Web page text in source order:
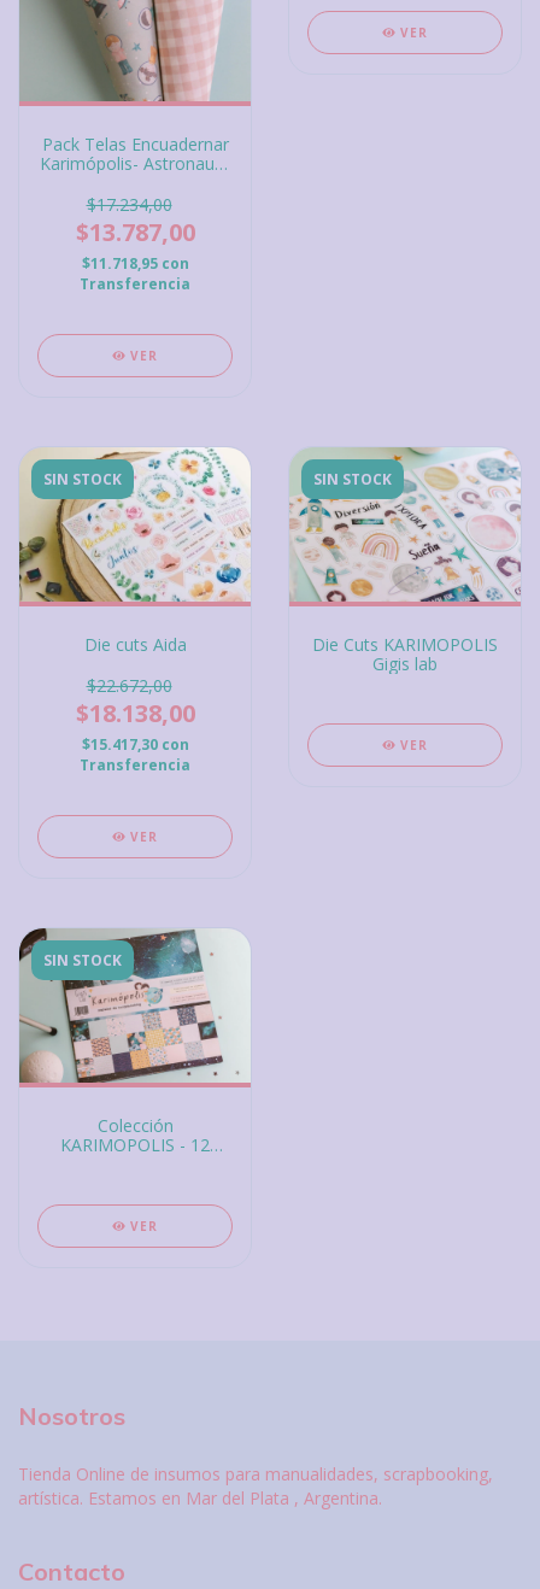
Pack Telas Encuadernar
Karimópolis- Astronauta
$17.234,00
$13.787,00
$11.718,95 con
Transferencia
VER
VER
SIN STOCK
Die cuts Aida
$22.672,00
$18.138,00
$15.417,30 con
Transferencia
VER
SIN STOCK
Die Cuts KARIMOPOLIS
Gigis lab
VER
SIN STOCK
Colección
KARIMOPOLIS - 12
VER
Nosotros
Tienda Online de insumos para manualidades, scrapbooking,
artística. Estamos en Mar del Plata , Argentina.
Contacto